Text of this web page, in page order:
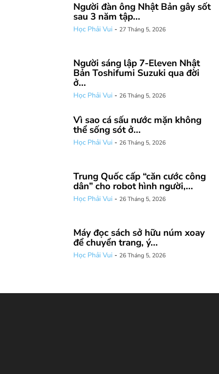
Người đàn ông Nhật Bản gây sốt
sau 3 năm tập...
Học Phải Vui - 27 Tháng 5, 2026
Người sáng lập 7-Eleven Nhật
Bản Toshifumi Suzuki qua đời
ở...
Học Phải Vui - 26 Tháng 5, 2026
Vì sao cá sấu nước mặn không
thể sống sót ở...
Học Phải Vui - 26 Tháng 5, 2026
Trung Quốc cấp “căn cước công
dân” cho robot hình người,...
Học Phải Vui - 26 Tháng 5, 2026
Máy đọc sách sở hữu núm xoay
để chuyển trang, ý...
Học Phải Vui - 26 Tháng 5, 2026